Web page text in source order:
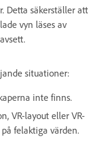
Detta säkerställer att
vyn läses av
situationer:
inte finns.
VR-layout eller VR-
felaktiga värden.